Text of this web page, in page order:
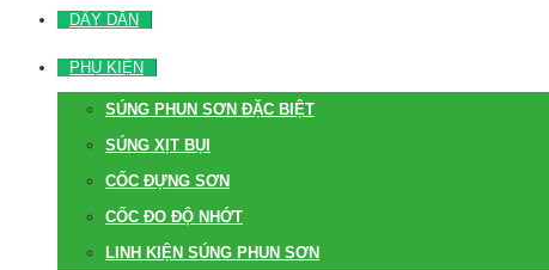
DÂY DẪN
PHỤ KIỆN
SÚNG PHUN SƠN ĐẶC BIỆT
SÚNG XỊT BỤI
CỐC ĐỰNG SƠN
CỐC ĐO ĐỘ NHỚT
LINH KIỆN SÚNG PHUN SƠN